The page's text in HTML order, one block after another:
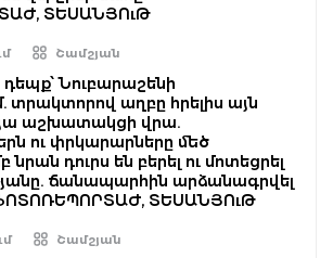
ՏԵՍԱՆՅՈւԹ
Շամշյան
Նուբարաշենի
տրակտորով աղբը հրելիս այն
աշխատակցի վրա.
ու փրկարարները մեծ
նրան դուրս են բերել ու մոտեցրել
ճանապարհին արձանագրվել
ՏԵՍԱՆՅՈւԹ
Շամշյան